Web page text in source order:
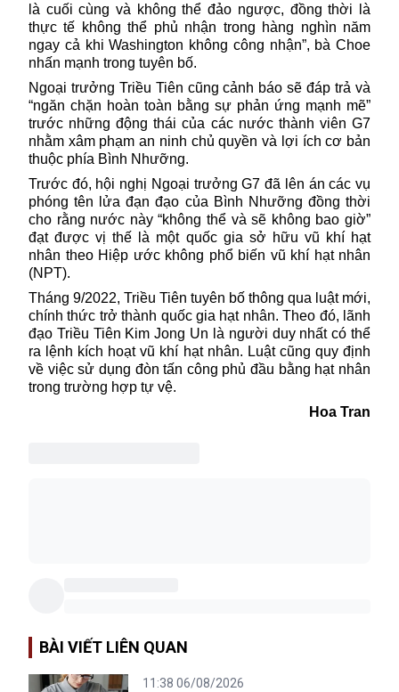
là cuối cùng và không thể đảo ngược, đồng thời là
thực tế không thể phủ nhận trong hàng nghìn năm
ngay cả khi Washington không công nhận”, bà Choe
nhấn mạnh trong tuyên bố.
Ngoại trưởng Triều Tiên cũng cảnh báo sẽ đáp trả và
“ngăn chặn hoàn toàn bằng sự phản ứng mạnh mẽ”
trước những động thái của các nước thành viên G7
nhằm xâm phạm an ninh chủ quyền và lợi ích cơ bản
thuộc phía Bình Nhưỡng.
Trước đó, hội nghị Ngoại trưởng G7 đã lên án các vụ
phóng tên lửa đạn đạo của Bình Nhưỡng đồng thời
cho rằng nước này “không thể và sẽ không bao giờ”
đạt được vị thế là một quốc gia sở hữu vũ khí hạt
nhân theo Hiệp ước không phổ biến vũ khí hạt nhân
(NPT).
Tháng 9/2022, Triều Tiên tuyên bố thông qua luật mới,
chính thức trở thành quốc gia hạt nhân. Theo đó, lãnh
đạo Triều Tiên Kim Jong Un là người duy nhất có thể
ra lệnh kích hoạtvũ khí hạt nhân. Luật cũng quy định
về việc sử dụng đòn tấn công phủ đầu bằng hạt nhân
trong trường hợp tự vệ.
Hoa Tran
BÀI VIẾT LIÊN QUAN
11:38 06/08/2026